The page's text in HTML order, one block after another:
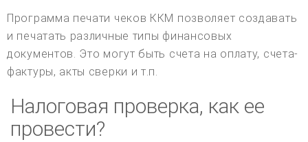
Программа печати чеков ККМ позволяет создавать
и печатать различные типы финансовых
документов. Это могут быть счета на оплату, счета-
фактуры, акты сверки и т.п.
Налоговая проверка, как ее
провести?